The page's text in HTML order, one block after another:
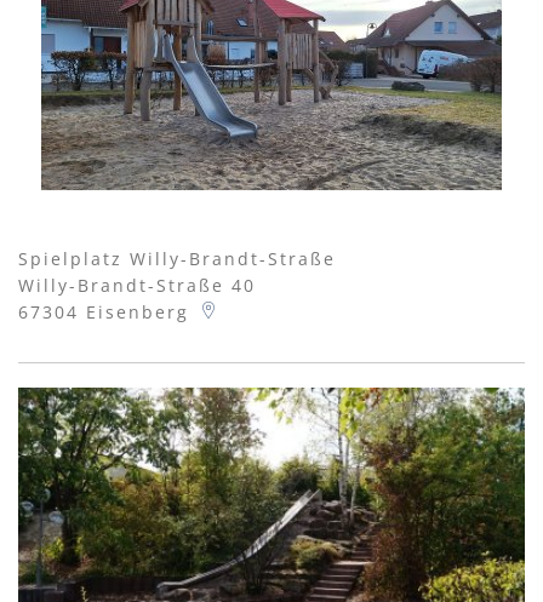
Spielplatz Willy-Brandt-Straße
Willy-Brandt-Straße 40
67304 Eisenberg